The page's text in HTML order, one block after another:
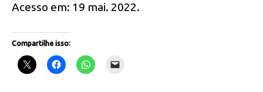
Acesso em: 19 mai. 2022.
Compartilhe isso: